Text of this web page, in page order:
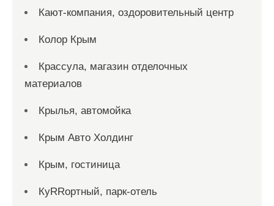
Кают-компания, оздоровительный центр
Колор Крым
Крассула, магазин отделочных
материалов
Крылья, автомойка
Крым Авто Холдинг
Крым, гостиница
КуRRортный, парк-отель